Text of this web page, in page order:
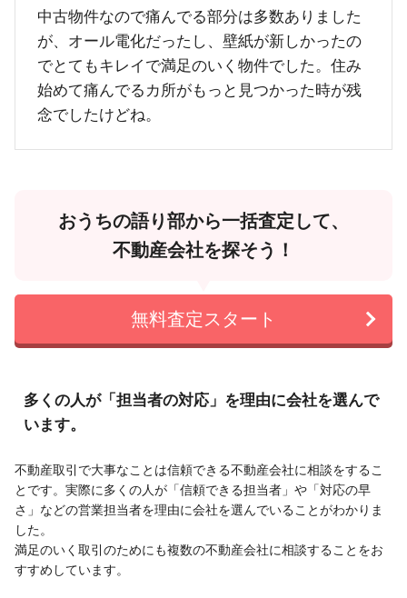
中古物件なので痛んでる部分は多数ありました
が、オール電化だったし、壁紙が新しかったの
でとてもキレイで満足のいく物件でした。住み
始めて痛んでるカ所がもっと見つかった時が残
念でしたけどね。
おうちの語り部から一括査定して、
不動産会社を探そう！
無料査定スタート
多くの人が「担当者の対応」を理由に会社を選んで
います。
不動産取引で大事なことは信頼できる不動産会社に相談をするこ
とです。実際に多くの人が「信頼できる担当者」や「対応の早
さ」などの営業担当者を理由に会社を選んでいることがわかりま
した。
満足のいく取引のためにも複数の不動産会社に相談することをお
すすめしています。